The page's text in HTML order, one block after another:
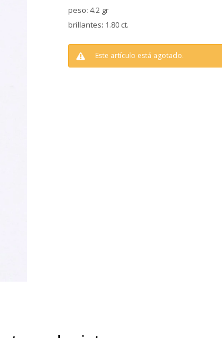
peso: 4.2 gr
brillantes: 1.80 ct.
Este artículo está agotado.